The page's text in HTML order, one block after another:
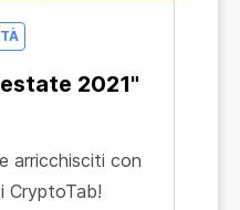
2021"
arricchisciti con
CryptoTab!